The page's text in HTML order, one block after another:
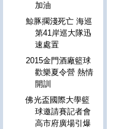
加油
鯨豚擱淺死亡 海巡
第41岸巡大隊迅
速處置
2015金門酒廠籃球
歡樂夏令營 熱情
開訓
佛光盃國際大學籃
球邀請賽記者會
高市府廣場引爆